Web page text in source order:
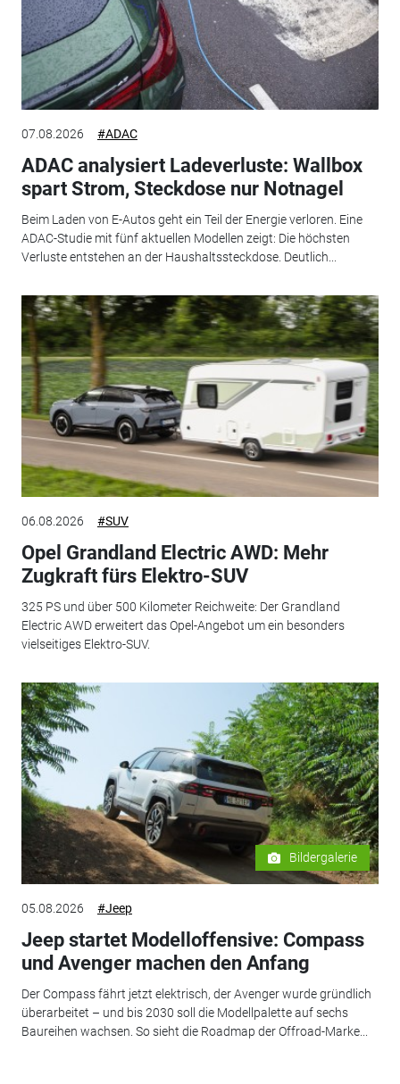
07.08.2026 #ADAC
ADAC analysiert Ladeverluste: Wallbox
spart Strom, Steckdose nur Notnagel
Beim Laden von E-Autos geht ein Teil der Energie verloren. Eine
ADAC-Studie mit fünf aktuellen Modellen zeigt: Die höchsten
Verluste entstehen an der Haushaltssteckdose. Deutlich...
06.08.2026 #SUV
Opel Grandland Electric AWD: Mehr
Zugkraft fürs Elektro-SUV
325 PS und über 500 Kilometer Reichweite: Der Grandland
Electric AWD erweitert das Opel-Angebot um ein besonders
vielseitiges Elektro-SUV.
Bildergalerie
05.08.2026 #Jeep
Jeep startet Modelloffensive: Compass
und Avenger machen den Anfang
Der Compass fährt jetzt elektrisch, der Avenger wurde gründlich
überarbeitet – und bis 2030 soll die Modellpalette auf sechs
Baureihen wachsen. So sieht die Roadmap der Offroad-Marke...